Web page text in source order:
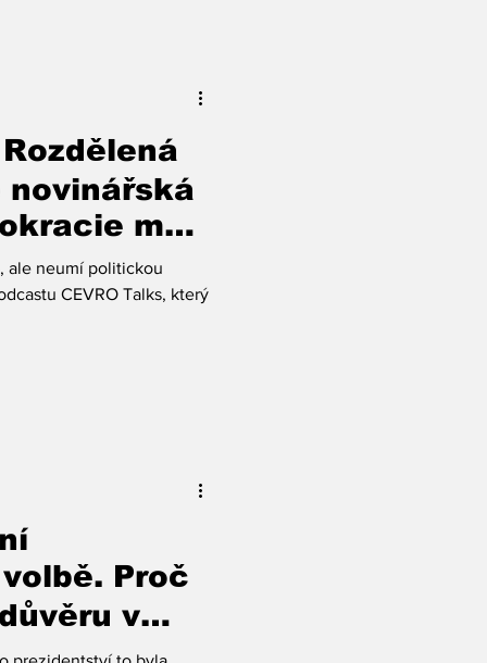
má
ale neumí politickou
CEVRO Talks, který
Proč
v
a